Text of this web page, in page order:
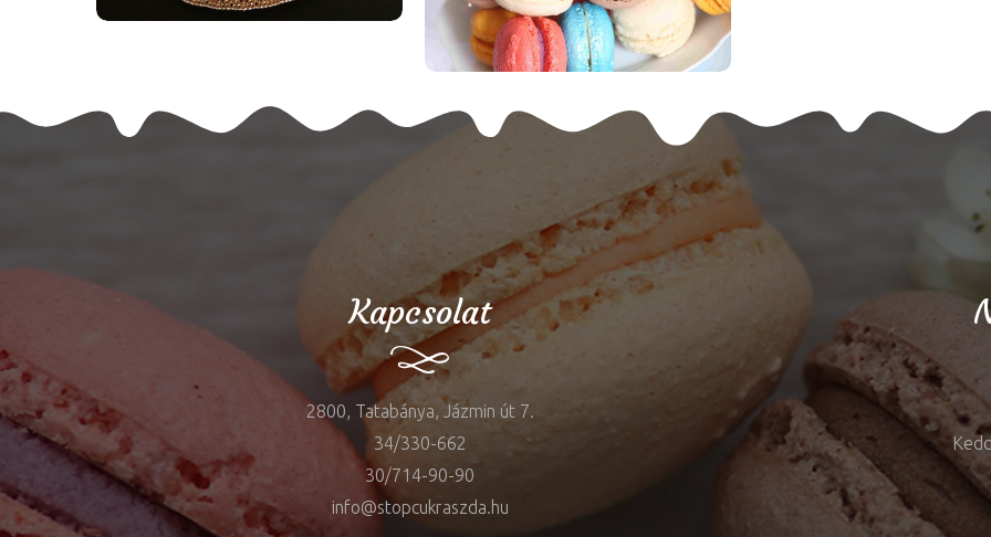
Kapcsolat
2800, Tatabánya, Jázmin út 7.
34/330-662
30/714-90-90
info@stopcukraszda.hu